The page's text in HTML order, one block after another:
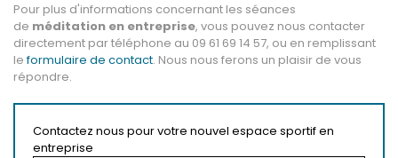
Pour plus d'informations concernant les séances
de méditation en entreprise, vous pouvez nous contacter
directement par téléphone au 09 61 69 14 57, ou en remplissant
leformulaire de contact. Nous nous ferons un plaisir de vous
répondre.
Contactez nous pour votre nouvel espace sportif en
entreprise